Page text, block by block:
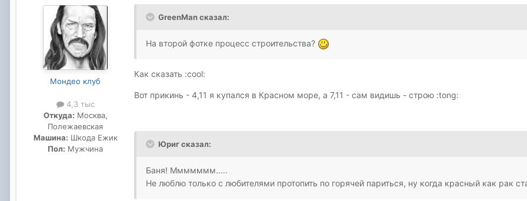
Мондео клуб
4,3 тыс
Откуда: Москва,
Полежаевская
Машина: Шкода Ежик
Пол: Мужчина
GreenMan сказал:
На второй фотке процесс строительства?
Как сказать :cool:
Вот прикинь - 4,11 я купался в Красном море, а 7,11 - сам видишь - строю :tong:
Юриг сказал:
Баня! Ммммммм.....
Не люблю только с любителями протопить по горячей париться, ну когда красный как рак